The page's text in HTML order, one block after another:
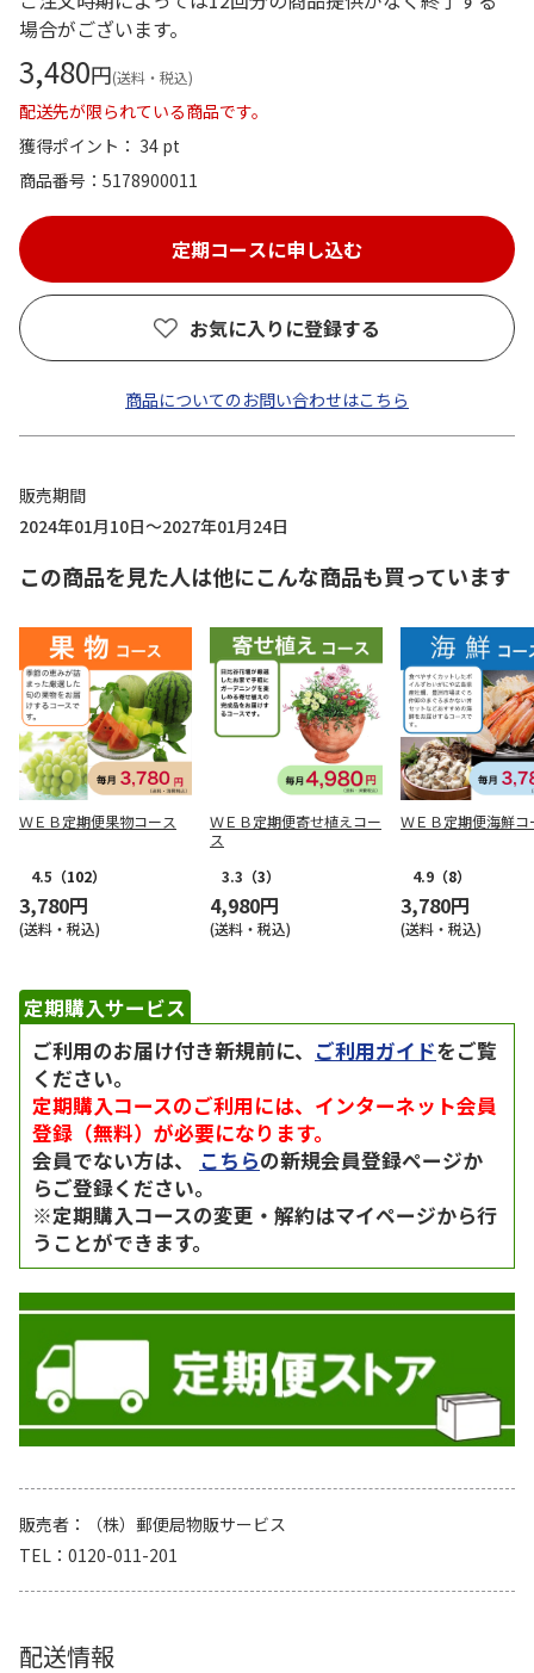
場合がございます。
3,480円(送料・税込)
配送先が限られている商品です。
獲得ポイント： 34 pt
商品番号
5178900011
お気に入りに登録する
商品についてのお問い合わせはこちら
販売期間
2024年01月10日～2027年01月24日
この商品を見た人は他にこんな商品も買っています
ＷＥＢ定期便果物コース
4.5 （102）
3,780円
(送料・税込)
ＷＥＢ定期便寄せ植えコー
ス
3.3 （3）
4,980円
(送料・税込)
ＷＥＢ定期便海鮮コ
4.9 （8）
3,780円
(送料・税込)
定期購入サービス
ご利用のお届け付き新規前に、 ご利用ガイドをご覧
ください。
定期購入コースのご利用には、インターネット会員
登録（無料）が必要になります。
会員でない方は、 こちらの新規会員登録ページか
らご登録ください。
※定期購入コースの変更・解約はマイページから行
うことができます。
販売者
（株）郵便局物販サービス
TEL
0120-011-201
配送情報